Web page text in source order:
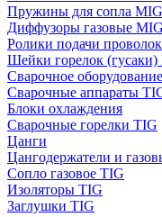
Пружины для сопла
Диффузоры газовые
Ролики подачи
Шейки горелок
Сварочное
Сварочные аппараты
Блоки охлаждения
Сварочные горелки TIG
Цанги
Цангодержатели и
Сопло газовое TIG
Изоляторы TIG
Заглушки TIG